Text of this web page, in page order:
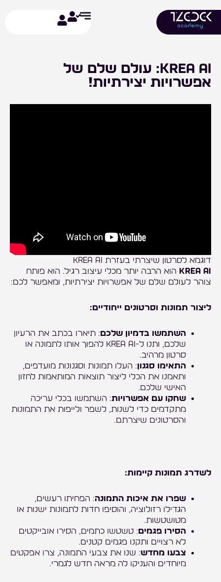
דילוג
לתוכן
KREA AI: עולם שלם של
אפשרויות יצירתיות!
דוגמא לסרטון שיצרתי בעזרת KREA AI
KREA AI הוא הרבה יותר מכלי עיצוב רגיל. הוא פותח
צוהר לעולם שלם של אפשרויות יצירתיות, ומאפשר לכם:
ליצור תמונות וסרטונים ייחודיים:
השתמשו בדמיון שלכם: תיארו בכתב את הרעיון
שלכם, ותנו ל-KREA AI להפוך אותו לתמונה או
סרטון מרהיב.
התאימו סגנון: העלו תמונות וסגנונות מועדפים,
ותאמנו את הכלי ליצור תוצאות המותאמות לחזון
האישי שלכם.
שחקו עם אפשרויות: השתמשו בכלי עריכה
מתקדמים כדי לשנות, לשפר ולייפות את התמונות
והסרטונים שיצרתם.
לשדרג תמונות קיימות:
שפרו את איכות התמונה: הפחיתו רעשים,
הגדילו רזולוציה, והוסיפו חדות לתמונות ישנות או
מטושטשות.
הסירו פגמים: טשטשו כתמים, הסירו אובייקטים
לא רצויים ותקנו פגמים קטנים.
צבעו מחדש: שנו את צבעי התמונה, צרו אפקטים
מיוחדים והעניקו לה מראה חדש לגמרי.